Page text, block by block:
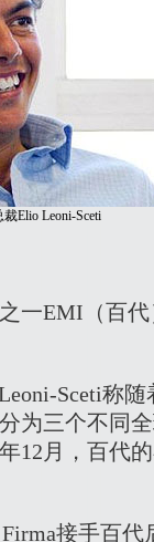
Elio Leoni-Sceti
EMI（百代
Sceti称随
为三个不同
12月，百代
接手百代